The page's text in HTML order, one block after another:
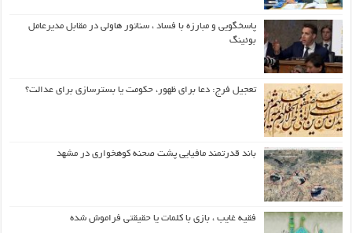
پاسخگویی و مبارزه با فساد ، سناتور هاولی در مقابل مدیرعامل
بوئینگ
تعجیل فرج: دعا برای ظهور، حکومت یا بسترسازی برای عدالت؟
باند قدرتمند مافیایی پشت صحنه کوهخواری در مشهد
فقیه غایب ، بازی با کلمات یا حقیقتی فراموش شده